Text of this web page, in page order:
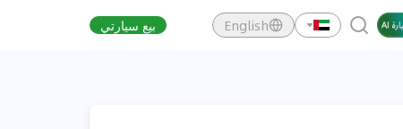
English بيع سيارتي